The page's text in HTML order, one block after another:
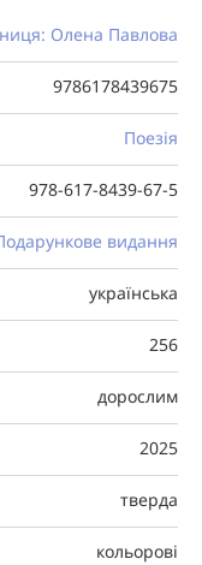
Олена Павлова
9786178439675
Поезія
978-617-8439-67-5
видання
українська
256
дорослим
2025
тверда
кольорові